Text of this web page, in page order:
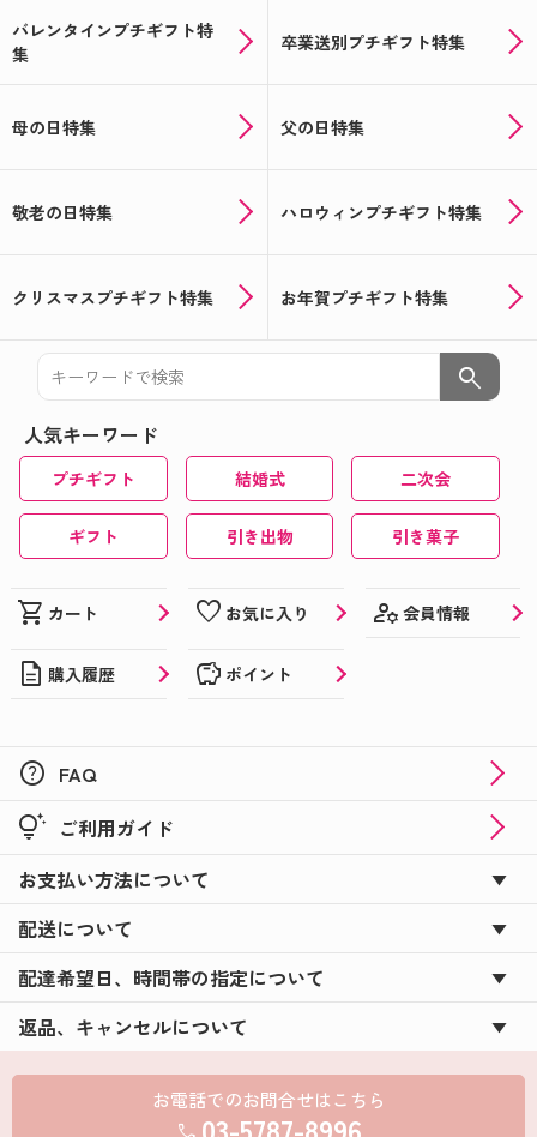
バレンタインプチギフト特
集
卒業送別プチギフト特集
母の日特集 父の日特集
敬老の日特集 ハロウィンプチギフト特集
クリスマスプチギフト特集 お年賀プチギフト特集
search
人気キーワード
プチギフト 結婚式 二次会
ギフト 引き出物 引き菓子
shopping_cart カート favorite お気に入り manage_accounts 会員情報
description 購入履歴 savings ポイント
help FAQ
tips_and_updates ご利用ガイド
お支払い方法について
配送について
配達希望日、時間帯の指定について
返品、キャンセルについて
お電話でのお問合せはこちら
call